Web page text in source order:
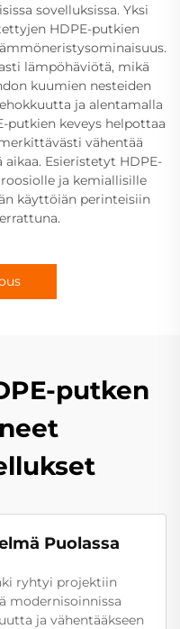
sovelluksissa. Yksi
HDPE-putkien
lämpöhäviötä, mikä
kuumien nesteiden
ja alentamalla
putkien keveys helpottaa
vähentää
Esieristetyt HDPE-
ja kemiallisille
käyttöiän perinteisiin
putken
Puolassa
ryhtyi projektiin
modernisoinnissa
ja vähentääkseen